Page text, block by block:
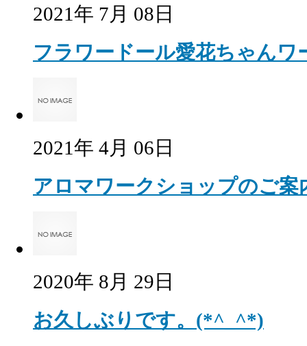
2021年 7月 08日
フラワードール愛花ちゃん
2021年 4月 06日
アロマワークショップのご案
2020年 8月 29日
お久しぶりです。(*^_^*)